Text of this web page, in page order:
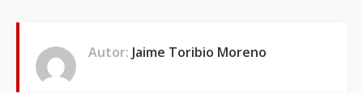
Autor: Jaime Toribio Moreno